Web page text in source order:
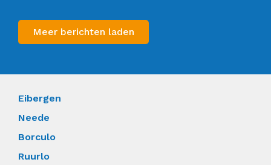
Meer berichten laden
Eibergen
Neede
Borculo
Ruurlo